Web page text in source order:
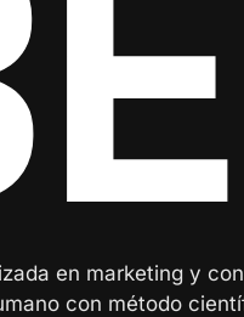
en marketing y
con método